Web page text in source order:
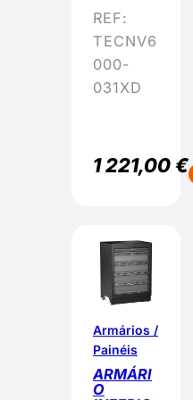
REF:
TECNV6
000-
031XD
1 221,00€
Armários /
Painéis
ARMÁRI
O